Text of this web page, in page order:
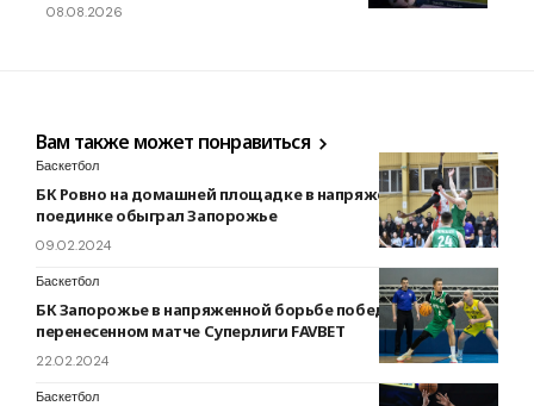
08.08.2026
Вам также может понравиться
Баскетбол
БК Ровно на домашней площадке в напряженном
поединке обыграл Запорожье
09.02.2024
Баскетбол
БК Запорожье в напряженной борьбе победил БИПА в
перенесенном матче Суперлиги FAVBET
22.02.2024
Баскетбол